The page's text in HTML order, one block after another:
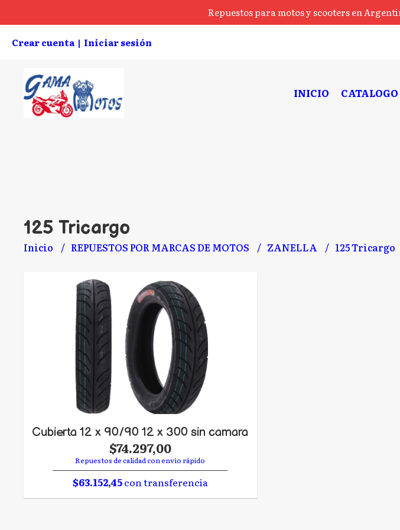
Repuestos para motos y scooters en
Crear cuenta | Iniciar sesión
INICIO CATALOGO
125 Tricargo
Inicio REPUESTOS POR MARCAS DE MOTOS ZANELLA 125 Tricargo
Cubierta 12 x 90/90 12 x 300 sin camara
$74.297,00
Repuestos de calidad con envío rápido
$63.152,45con transferencia